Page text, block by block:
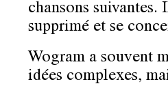
chansons
supprimé et se
Wogram a souvent
idées complexes,